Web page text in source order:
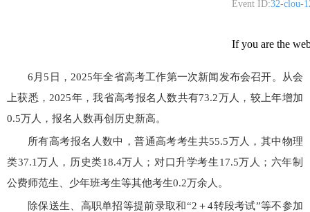
6月5日，2025年全省高考工作第一次新闻发布会召开。从会
上获悉，2025年，我省高考报名人数共有73.2万人，较上年增加
0.5万人，报名人数再创历史新高。
所有高考报名人数中，普通高考考生共55.5万人，其中物理
类37.1万人，历史类18.4万人；对口升学考生17.5万人；六年制
公费师范生、少年班考生等其他考生0.2万余人。
除保送生、高职单招等提前录取和“2＋4转段考试”等不参加